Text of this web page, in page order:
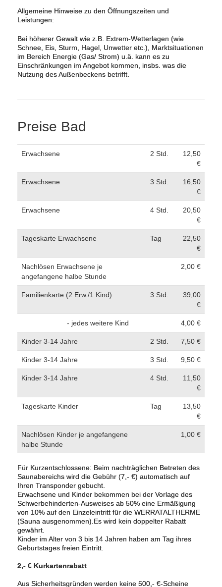
Allgemeine Hinweise zu den Öffnungszeiten und
Leistungen:
Bei höherer Gewalt wie z.B. Extrem-Wetterlagen (wie
Schnee, Eis, Sturm, Hagel, Unwetter etc.), Marktsituationen
im Bereich Energie (Gas/ Strom) u.ä. kann es zu
Einschränkungen im Angebot kommen, insbs. was die
Nutzung des Außenbeckens betrifft.
Preise Bad
Erwachsene 2 Std.
12,50
€
Erwachsene 3 Std.
16,50
€
Erwachsene 4 Std.
20,50
€
Tageskarte Erwachsene Tag
22,50
€
Nachlösen Erwachsene je
angefangene halbe Stunde
2,00 €
Familienkarte (2 Erw./1 Kind) 3 Std.
39,00
€
- jedes weitere Kind 4,00 €
Kinder 3-14 Jahre 2 Std. 7,50 €
Kinder 3-14 Jahre 3 Std. 9,50 €
Kinder 3-14 Jahre 4 Std.
11,50
€
Tageskarte Kinder Tag
13,50
€
Nachlösen Kinder je angefangene
halbe Stunde
1,00 €
Für Kurzentschlossene: Beim nachträglichen Betreten des
Saunabereichs wird die Gebühr (7,- €) automatisch auf
Ihren Transponder gebucht.
Erwachsene und Kinder bekommen bei der Vorlage des
Schwerbehinderten-Ausweises ab 50% eine Ermäßigung
von 10% auf den Einzeleintritt für die WERRATALTHERME
(Sauna ausgenommen).Es wird kein doppelter Rabatt
gewährt.
Kinder im Alter von 3 bis 14 Jahren haben am Tag ihres
Geburtstages freien Eintritt.
2,- € Kurkartenrabatt
Aus Sicherheitsgründen werden keine 500,- €-Scheine